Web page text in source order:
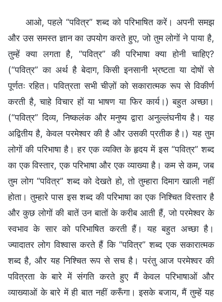
आओ, पहले “पवित्र” शब्द को परिभाषित करें। अपनी समझ
और उस समस्त ज्ञान का उपयोग करते हुए, जो तुम लोगों ने पाया है,
तुम्हें क्या लगता है, “पवित्र” की परिभाषा क्या होनी चाहिए?
(“पवित्र” का अर्थ है बेदाग, किसी इनसानी भ्रष्टता या दोषों से
पूर्णतः रहित। पवित्रता सभी चीज़ों को सकारात्मक रूप से विकीर्ण
करती है, चाहे विचार हों या भाषण या फिर कार्य।) बहुत अच्छा।
(“पवित्र” दिव्य, निष्कलंक और मनुष्य द्वारा अनुल्लंघनीय है। यह
अद्वितीय है, केवल परमेश्वर की है और उसकी प्रतीक है।) यह तुम
लोगों की परिभाषा है। हर एक व्यक्ति के हृदय में इस “पवित्र” शब्द
का एक विस्तार, एक परिभाषा और एक व्याख्या है। कम से कम, जब
तुम लोग “पवित्र” शब्द को देखते हो, तो तुम्हारा दिमाग खाली नहीं
होता। तुम्हारे पास इस शब्द की परिभाषा का एक निश्चित विस्तार है
और कुछ लोगों की बातें उन बातों के करीब आती हैं, जो परमेश्वर के
स्वभाव के सार को परिभाषित करती हैं। यह बहुत अच्छा है।
ज्यादातर लोग विश्वास करते हैं कि “पवित्र” शब्द एक सकारात्मक
शब्द है, और यह निश्चित रूप से सच है। परंतु आज परमेश्वर की
पवित्रता के बारे में संगति करते हुए मैं केवल परिभाषाओं और
व्याख्याओं के बारे में ही बात नहीं करूँगा। इसके बजाय, मैं तुम्हें यह